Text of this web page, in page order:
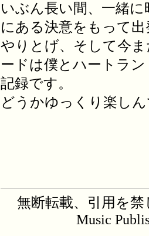
いぶん長い間、一緒
にある決意をもって
やりとげ、そして今
ードは僕とハートラ
記録です。
どうかゆっくり楽し
無断転載、引用を禁
Music